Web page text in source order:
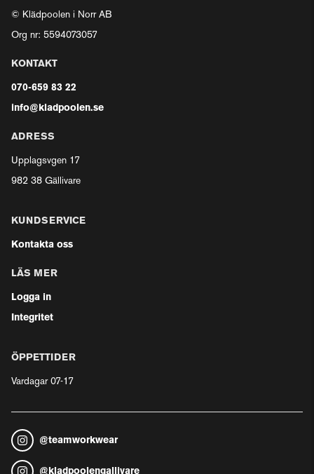
© Klädpoolen i Norr AB
Org nr: 5594073057
KONTAKT
070-659 83 22
info@kladpoolen.se
ADRESS
Upplagsvgen 17
982 38 Gällivare
KUNDSERVICE
Kontakta oss
LÄS MER
Logga in
Integritet
ÖPPETTIDER
Vardagar 07-17
@teamworkwear
@ kladpoolengallivare